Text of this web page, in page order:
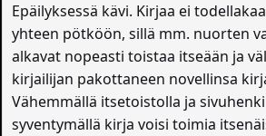
Epäilyksessä kävi. Kirjaa ei
yhteen pötköön, sillä mm. nuorten
alkavat nopeasti toistaa itseään ja
kirjailijan pakottaneen novellinsa
Vähemmällä itsetoistolla ja
syventymällä kirja voisi toimia